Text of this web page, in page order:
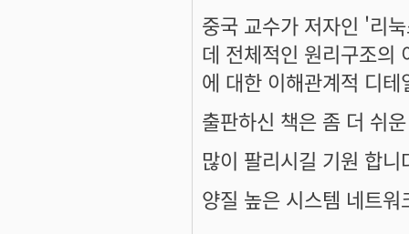
중국 교수가 저자인 '리
데 전체적인 원리구조의
에 대한 이해관계적 디
출판하신 책은 좀 더 쉬
많이 팔리시길 기원 합
양질 높은 시스템 네트워